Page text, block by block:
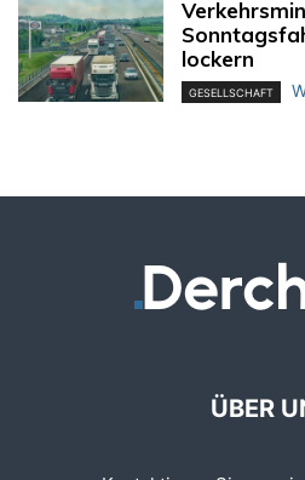
lockern
GESELLSCHAFT
ÜBER